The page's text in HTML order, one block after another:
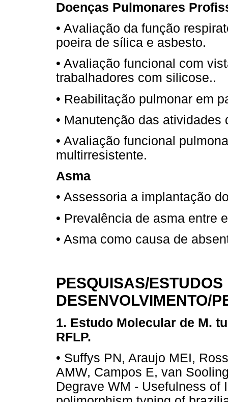
Doenças Pulmonares
• Avaliação da função
poeira de sílica e asbesto.
• Avaliação funcional com
trabalhadores com silicose..
• Reabilitação pulmonar em
• Manutenção das
• Avaliação funcional
multirresistente.
Asma
• Assessoria a implantação
• Prevalência de asma entre
• Asma como causa de
PESQUISAS/
DESENVOLVIMENTO/
1. Estudo Molecular de M.
RFLP.
• Suffys PN, Araujo MEI,
AMW, Campos E, van
Degrave WM - Usefulness of